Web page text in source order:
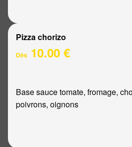
Pizza chorizo
Dès 10.00 €
Base sauce tomate, fromage,
poivrons, oignons